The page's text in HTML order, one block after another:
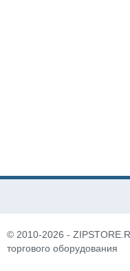
© 2010-2026 -
торгового оборудования